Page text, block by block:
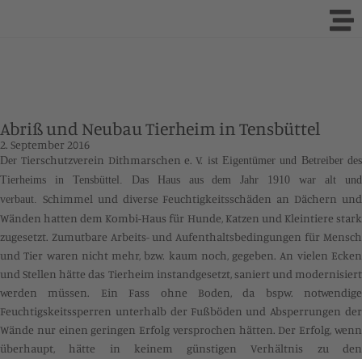
Abriß und Neubau Tierheim in Tensbüttel
2. September 2016
DerTierschutzverein Dithmarschen e. V. ist Eigentümer und Betreiber des
Tierheims in Tensbüttel. Das Haus aus dem Jahr 1910 war alt und
verbaut. Schimmel und diverse Feuchtigkeitsschäden an Dächern und
Wänden hatten dem Kombi-Haus für Hunde, Katzen und Kleintiere stark
zugesetzt. Zumutbare Arbeits- und Aufenthaltsbedingungen für Mensch
und Tier waren nicht mehr, bzw. kaum noch, gegeben. An vielen Ecken
und Stellen hätte das Tierheim instandgesetzt, saniert und modernisiert
werden müssen. Ein Fass ohne Boden, da bspw. notwendige
Feuchtigskeitssperren unterhalb der Fußböden und Absperrungen der
Wände nur einen geringen Erfolg versprochen hätten. Der Erfolg, wenn
überhaupt, hätte in keinem günstigen Verhältnis zu den